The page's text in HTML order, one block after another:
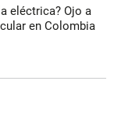
eléctrica? Ojo a
en Colombia